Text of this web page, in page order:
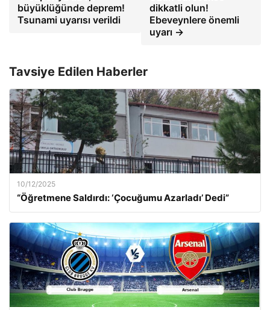
büyüklüğünde deprem!
Tsunami uyarısı verildi
dikkatli olun!
Ebeveynlere önemli
uyarı →
Tavsiye Edilen Haberler
10/12/2025
“Öğretmene Saldırdı: ‘Çocuğumu Azarladı’ Dedi”